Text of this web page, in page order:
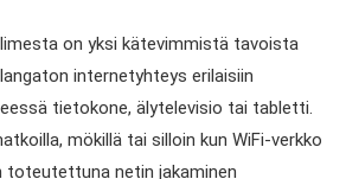
on yksi kätevimmistä tavoista
internetyhteys erilaisiin
tietokone, älytelevisio tai tabletti.
mökillä tai silloin kun WiFi-verkko
toteutettuna netin jakaminen